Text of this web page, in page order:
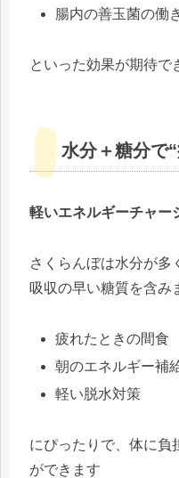
腸内の善玉菌の働
といった効果が期待で
水分＋糖分で
軽いエネルギーチャー
さくらんぼは水分が多
吸収の早い糖質を含み
疲れたときの間食
朝のエネルギー補
軽い脱水対策
にぴったりで、体に負
ができます